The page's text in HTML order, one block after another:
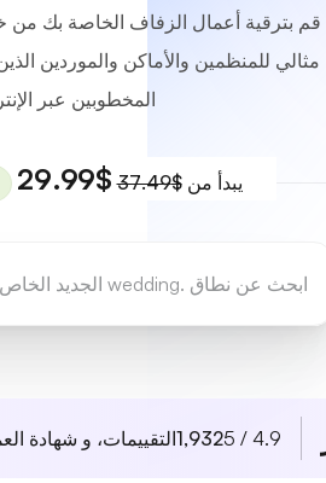
مثالي للمنظمين والأماكن والموردين
المخطوبين عبر
يبدأ من$37.49
$29.99
4.9 / 5
1,932التقييمات، و شهادة